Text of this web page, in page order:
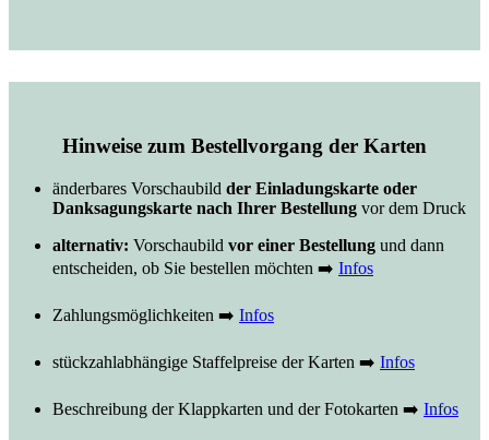
Hinweise zum Bestellvorgang der Karten
änderbares Vorschaubild der Einladungskarte oder
Danksagungskarte nach Ihrer Bestellung vor dem Druck
alternativ: Vorschaubild vor einer Bestellung und dann
entscheiden, ob Sie bestellen möchten ➡️ Infos
Zahlungsmöglichkeiten ➡️ Infos
stückzahlabhängige Staffelpreise der Karten ➡️ Infos
Beschreibung der Klappkarten und der Fotokarten ➡️ Infos